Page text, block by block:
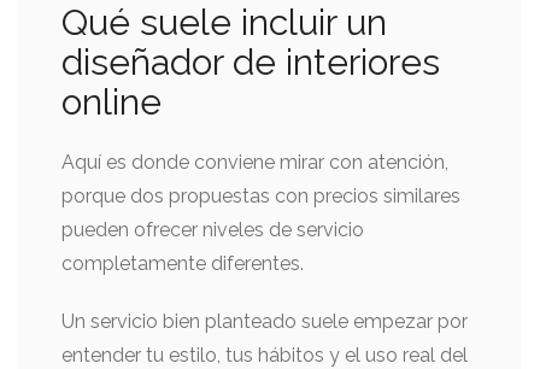
Qué suele incluir un
diseñador de interiores
online
Aquí es donde conviene mirar con atención,
porque dos propuestas con precios similares
pueden ofrecer niveles de servicio
completamente diferentes.
Un servicio bien planteado suele empezar por
entender tu estilo, tus hábitos y el uso real del